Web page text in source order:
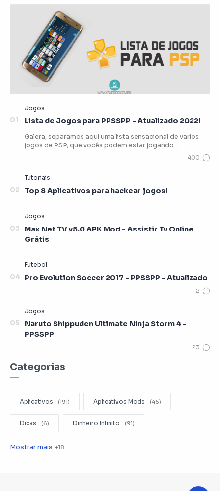
Lista de Jogos para PPSSPP - Atualizado 2022!
Galera, separamos aqui uma lista sensacional de varios
jogos de PSP, que vocês podem estar jogando …
Top 8 Aplicativos para hackear jogos!
Max Net TV v5.0 APK Mod - Assistir Tv Online
Grátis
Pro Evolution Soccer 2017 - PPSSPP - Atualizado
Naruto Shippuden Ultimate Ninja Storm 4 -
PPSSPP
Categorias
Aplicativos Aplicativos Mods
Dicas Dinheiro Infinito
Editar Videos